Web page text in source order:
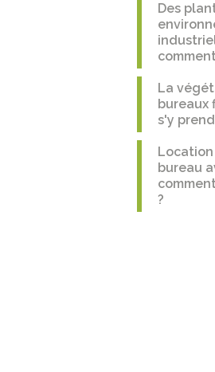
Des
La
bureaux
s'y
bureau
?